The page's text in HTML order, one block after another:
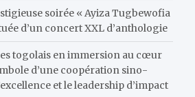
soirée « Ayiza Tugbewofia
d’un concert XXL d’anthologie
togolais en immersion au cœur
d’une coopération sino-
et le leadership d’impact